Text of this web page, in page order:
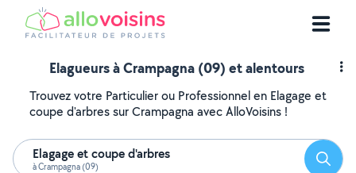
Elagueurs à Crampagna (09) et alentours
Trouvez votre Particulier ou Professionnel en Elagage et
coupe d'arbres sur Crampagna avec AlloVoisins !
Elagage et coupe d'arbres
à Crampagna (09)